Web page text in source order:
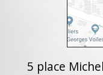
5 place